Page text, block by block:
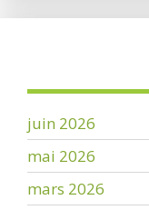
juin 2026
mai 2026
mars 2026